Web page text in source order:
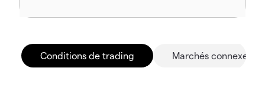
Conditions de trading Marchés connexes